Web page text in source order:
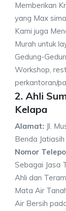
Memberikan
yang Max
Kami juga
Murah untuk
Gedung-
Workshop,
perkantoran/
2. Ahli
Kelapa
Alamat: Jl.
Benda
Nomor
Sebagai Jasa
Ahli dan
Mata Air
Air Bersih